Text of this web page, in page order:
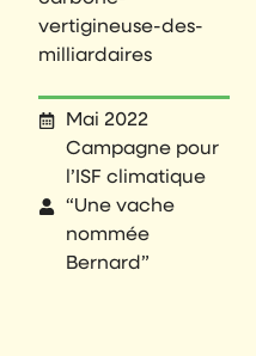
vertigineuse-des-
milliardaires
Mai 2022
Campagne pour
l’ISF climatique
“Une vache
nommée
Bernard”